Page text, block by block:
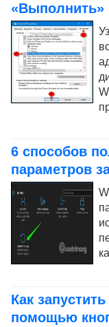
«Выполнить»
6 способов
параметров
Как
помощью